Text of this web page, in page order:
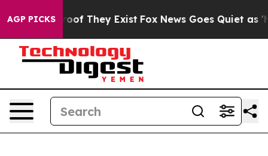
AGP PICKS
no Proof They Exist Fox News Goes Quiet as